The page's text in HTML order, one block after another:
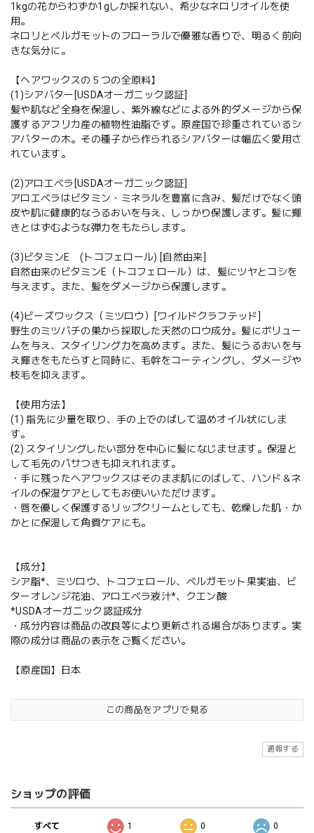
1kgの花からわずか1gしか採れない、希少なネロリオイルを使
用。
ネロリとベルガモットのフローラルで優雅な香りで、明るく前向
きな気分に。
【ヘアワックスの５つの全原料】
(1)シアバター[USDAオーガニック認証]
髪や肌など全身を保湿し、紫外線などによる外的ダメージから保
護するアフリカ産の植物性油脂です。原産国で珍重されているシ
アバターの木。その種子から作られるシアバターは幅広く愛用さ
れています。
(2)アロエベラ[USDAオーガニック認証]
アロエベラはビタミン・ミネラルを豊富に含み、髪だけでなく頭
皮や肌に健康的なうるおいを与え、しっかり保護します。髪に輝
きとはずむような弾力をもたらします。
(3)ビタミンE (トコフェロール) [自然由来]
自然由来のビタミンE（トコフェロール）は、髪にツヤとコシを
与えます。また、髪をダメージから保護します。
(4)ビーズワックス（ミツロウ）[ワイルドクラフテッド]
野生のミツバチの巣から採取した天然のロウ成分。髪にボリュー
ムを与え、スタイリング力を高めます。また、髪にうるおいを与
え輝きをもたらすと同時に、毛幹をコーティングし、ダメージや
枝毛を抑えます。
【使用方法】
(1) 指先に少量を取り、手の上でのばして温めオイル状にしま
す。
(2) スタイリングしたい部分を中心に髪になじませます。保湿と
して毛先のパサつきも抑えれれます。
・手に残ったヘアワックスはそのまま肌にのばして、ハンド＆ネ
イルの保湿ケアとしてもお使いいただけます。
・唇を優しく保護するリップクリームとしても、乾燥した肌・か
かとに保湿して角質ケアにも。
【成分】
シア脂*、ミツロウ、トコフェロール、ベルガモット果実油、ビ
ターオレンジ花油、アロエベラ液汁*、クエン酸
*USDAオーガニック認証成分
・成分内容は商品の改良等により更新される場合があります。実
際の成分は商品の表示をご覧ください。
【原産国】日本
この商品をアプリで見る
通報する
ショップの評価
すべて 1 0 0